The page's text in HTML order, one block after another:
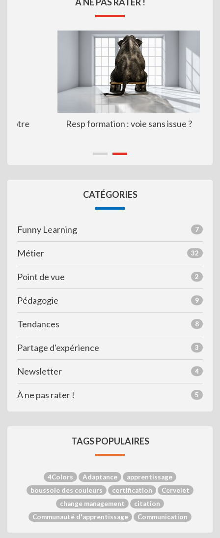
Resp formation : voie sans issue ?
CATÉGORIES
Funny Learning 7
Métier 32
Point de vue 2
Pédagogie 9
Tendances 8
Partage d'expérience 3
Newsletter 4
À ne pas rater ! 5
TAGS POPULAIRES
4Colors Adaptance
apprentissage
boussole des couleurs
certification
Cervelet
change management
citation
Communauté d'apprentissage
Communication